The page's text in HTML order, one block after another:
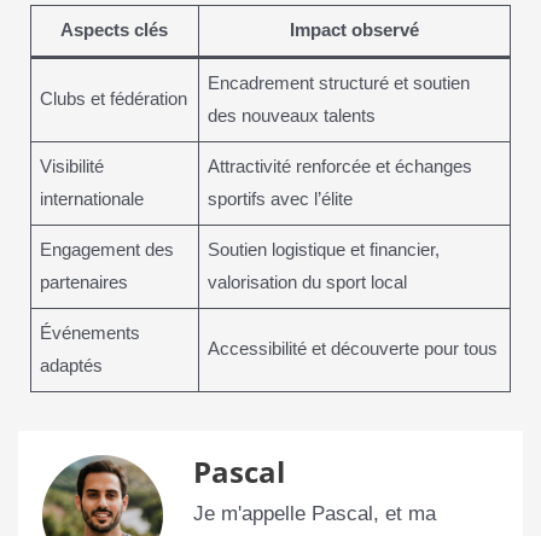
Aspects clés Impact observé
Clubs et fédération
Encadrement structuré et soutien
des nouveaux talents
Visibilité
internationale
Attractivité renforcée et échanges
sportifs avec l’élite
Engagement des
partenaires
Soutien logistique et financier,
valorisation du sport local
Événements
adaptés
Accessibilité et découverte pour tous
Pascal
Je m'appelle Pascal, et ma